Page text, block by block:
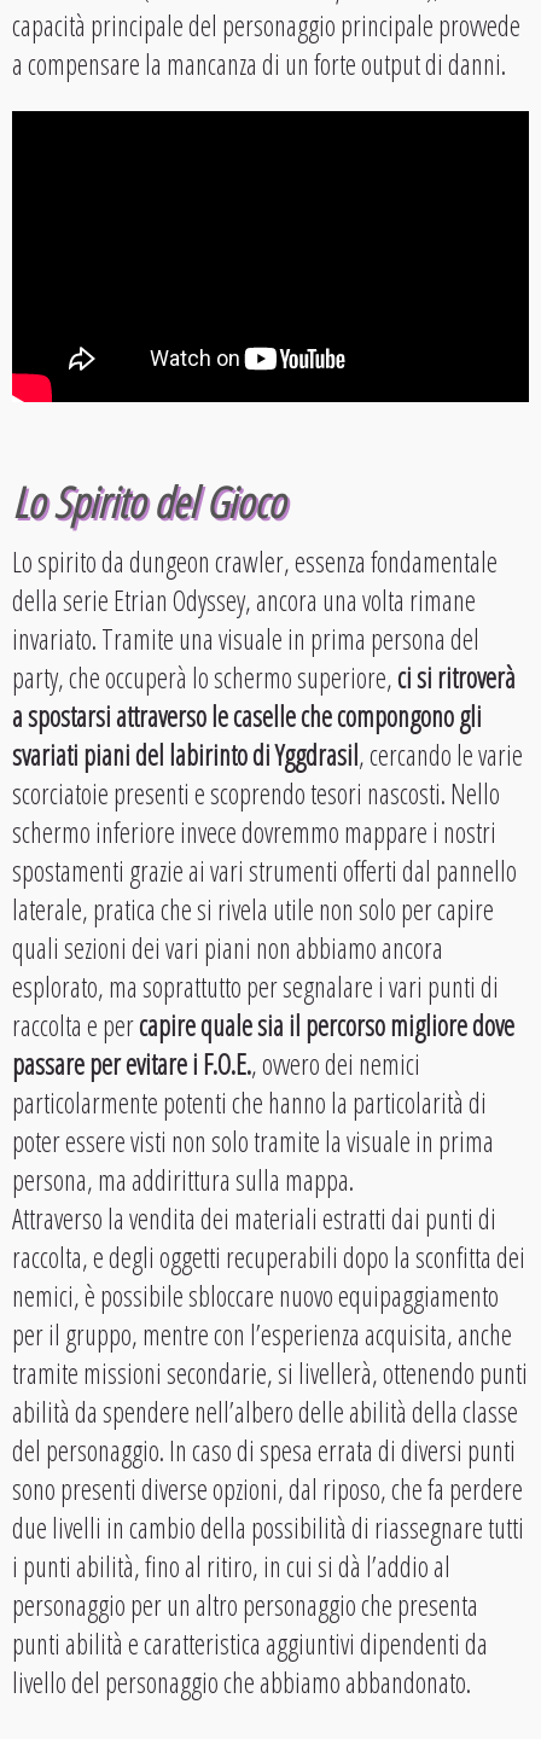
capacità principale del personaggio principale provvede
a compensare la mancanza di un forte output di danni.
Lo Spirito del Gioco
Lo spirito da dungeon crawler, essenza fondamentale
della serie Etrian Odyssey, ancora una volta rimane
invariato. Tramite una visuale in prima persona del
party, che occuperà lo schermo superiore,ci si ritroverà
a spostarsi attraverso le caselle che compongono gli
svariati piani del labirinto di Yggdrasil, cercando le varie
scorciatoie presenti e scoprendo tesori nascosti. Nello
schermo inferiore invece dovremmo mappare i nostri
spostamenti grazie ai vari strumenti offerti dal pannello
laterale, pratica che si rivela utile non solo per capire
quali sezioni dei vari piani non abbiamo ancora
esplorato, ma soprattutto per segnalare i vari punti di
raccolta e percapire quale sia il percorso migliore dove
passare per evitare i F.O.E., ovvero dei nemici
particolarmente potenti che hanno la particolarità di
poter essere visti non solo tramite la visuale in prima
persona, ma addirittura sulla mappa.
Attraverso la vendita dei materiali estratti dai punti di
raccolta, e degli oggetti recuperabili dopo la sconfitta dei
nemici, è possibile sbloccare nuovo equipaggiamento
per il gruppo, mentre con l’esperienza acquisita, anche
tramite missioni secondarie, si livellerà, ottenendo punti
abilità da spendere nell’albero delle abilità della classe
del personaggio. In caso di spesa errata di diversi punti
sono presenti diverse opzioni, dal riposo, che fa perdere
due livelli in cambio della possibilità di riassegnare tutti
i punti abilità, fino al ritiro, in cui si dà l’addio al
personaggio per un altro personaggio che presenta
punti abilità e caratteristica aggiuntivi dipendenti da
livello del personaggio che abbiamo abbandonato.